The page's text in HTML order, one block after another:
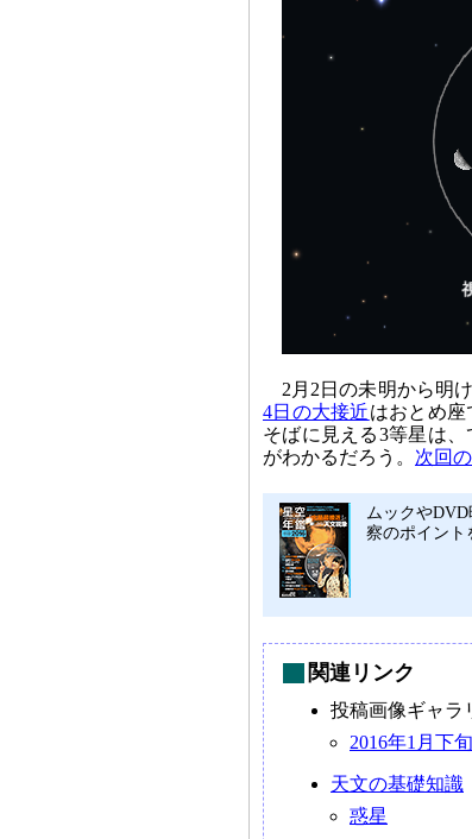
2月2日の未明から明
4日の大接近はおとめ
そばに見える3等星は
がわかるだろう。 次回
ムックや
察のポイン
関連リンク
投稿画像ギャラ
2016年1月下
天文の基礎知識
惑星